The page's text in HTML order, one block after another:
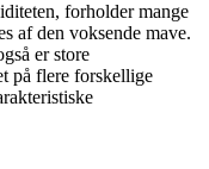
forholder mange
af den voksende mave.
er store
på flere forskellige